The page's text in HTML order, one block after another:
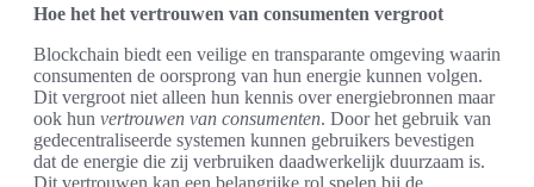
Hoe het het vertrouwen van consumenten vergroot
Blockchain biedt een veilige en transparante omgeving waarin
consumenten de oorsprong van hun energie kunnen volgen.
Dit vergroot niet alleen hun kennis over energiebronnen maar
ook hun vertrouwen van consumenten. Door het gebruik van
gedecentraliseerde systemen kunnen gebruikers bevestigen
dat de energie die zij verbruiken daadwerkelijk duurzaam is.
Dit vertrouwen kan een belangrijke rol spelen bij de